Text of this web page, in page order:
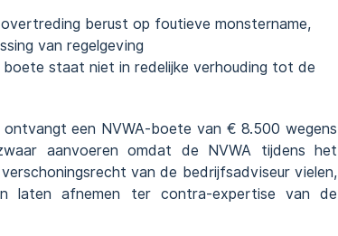
berust op foutieve monstername,
van regelgeving
staat niet in redelijke verhouding tot de
ontvangt een NVWA-boete van € 8.500 wegens
aanvoeren omdat de NVWA tijdens het
van de bedrijfsadviseur vielen,
laten afnemen ter contra-expertise van de